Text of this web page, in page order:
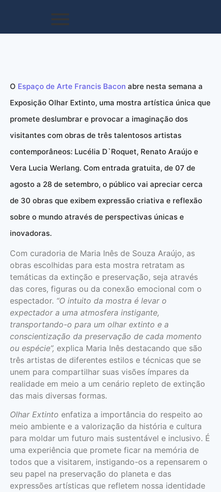
O Espaço de Arte Francis Bacon abre nesta semana a
Exposição Olhar Extinto, uma mostra artística única que
promete deslumbrar e provocar a imaginação dos
visitantes com obras de três talentosos artistas
contemporâneos: Lucélia D`Roquet, Renato Araújo e
Vera Lucia Werlang. Com entrada gratuita, de 07 de
agosto a 28 de setembro, o público vai apreciar cerca
de 30 obras que exibem expressão criativa e reflexão
sobre o mundo através de perspectivas únicas e
inovadoras.
Com curadoria de Maria Inês de Souza Araújo, as
obras escolhidas para esta mostra retratam as
temáticas da extinção e preservação, seja através
das cores, figuras ou da conexão emocional com o
espectador. “O intuito da mostra é levar o
expectador a uma atmosfera instigante,
transportando-o para um olhar extinto e a
conscientização da preservação de cada momento
ou espécie”, explica Maria Inês destacando que são
três artistas de diferentes estilos e técnicas que se
unem para compartilhar suas visões ímpares da
realidade em meio a um cenário repleto de extinção
das mais diversas formas.
Olhar Extinto enfatiza a importância do respeito ao
meio ambiente e a valorização da história e cultura
para moldar um futuro mais sustentável e inclusivo. É
uma experiência que promete ficar na memória de
todos que a visitarem, instigando-os a repensarem o
seu papel na preservação do planeta e das
expressões artísticas que refletem nossa identidade